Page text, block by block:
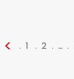
< 1 2 …